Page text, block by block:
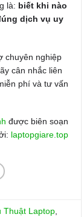
là: biết khi nào
dịch vụ uy
chuyên nghiệp
cân nhắc liên
phí và tư vấn
được biên soạn
laptopgiare.top
Thuật Laptop,